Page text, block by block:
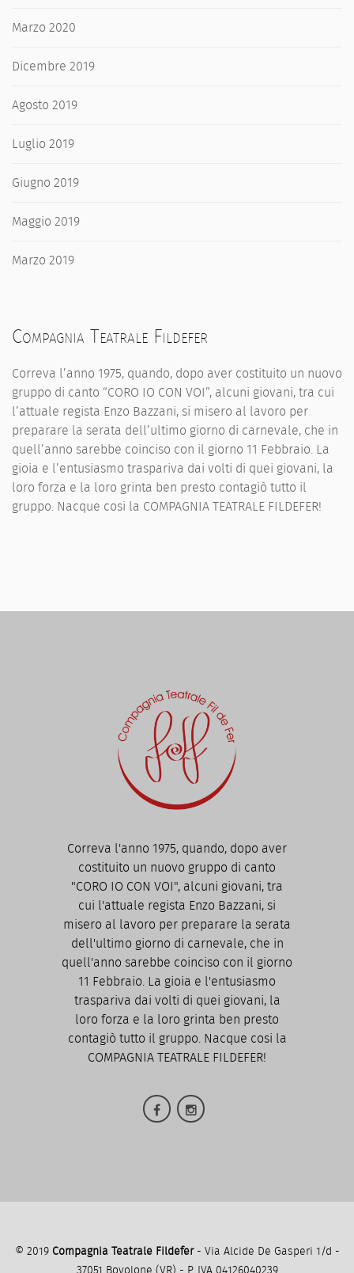
Marzo 2020
Dicembre 2019
Agosto 2019
Luglio 2019
Giugno 2019
Maggio 2019
Marzo 2019
Compagnia Teatrale Fildefer
Correva l’anno 1975, quando, dopo aver costituito un nuovo
gruppo di canto “CORO IO CON VOI”, alcuni giovani, tra cui
l’attuale regista Enzo Bazzani, si misero al lavoro per
preparare la serata dell’ultimo giorno di carnevale, che in
quell’anno sarebbe coinciso con il giorno 11 Febbraio. La
gioia e l’entusiasmo traspariva dai volti di quei giovani, la
loro forza e la loro grinta ben presto contagiò tutto il
gruppo. Nacque cosi la COMPAGNIA TEATRALE FILDEFER!
Correva l'anno 1975, quando, dopo aver
costituito un nuovo gruppo di canto
"CORO IO CON VOI", alcuni giovani, tra
cui l'attuale regista Enzo Bazzani, si
misero al lavoro per preparare la serata
dell'ultimo giorno di carnevale, che in
quell'anno sarebbe coinciso con il giorno
11 Febbraio. La gioia e l'entusiasmo
traspariva dai volti di quei giovani, la
loro forza e la loro grinta ben presto
contagiò tutto il gruppo. Nacque cosi la
COMPAGNIA TEATRALE FILDEFER!
© 2019 Compagnia Teatrale Fildefer- Via Alcide De Gasperi 1/d -